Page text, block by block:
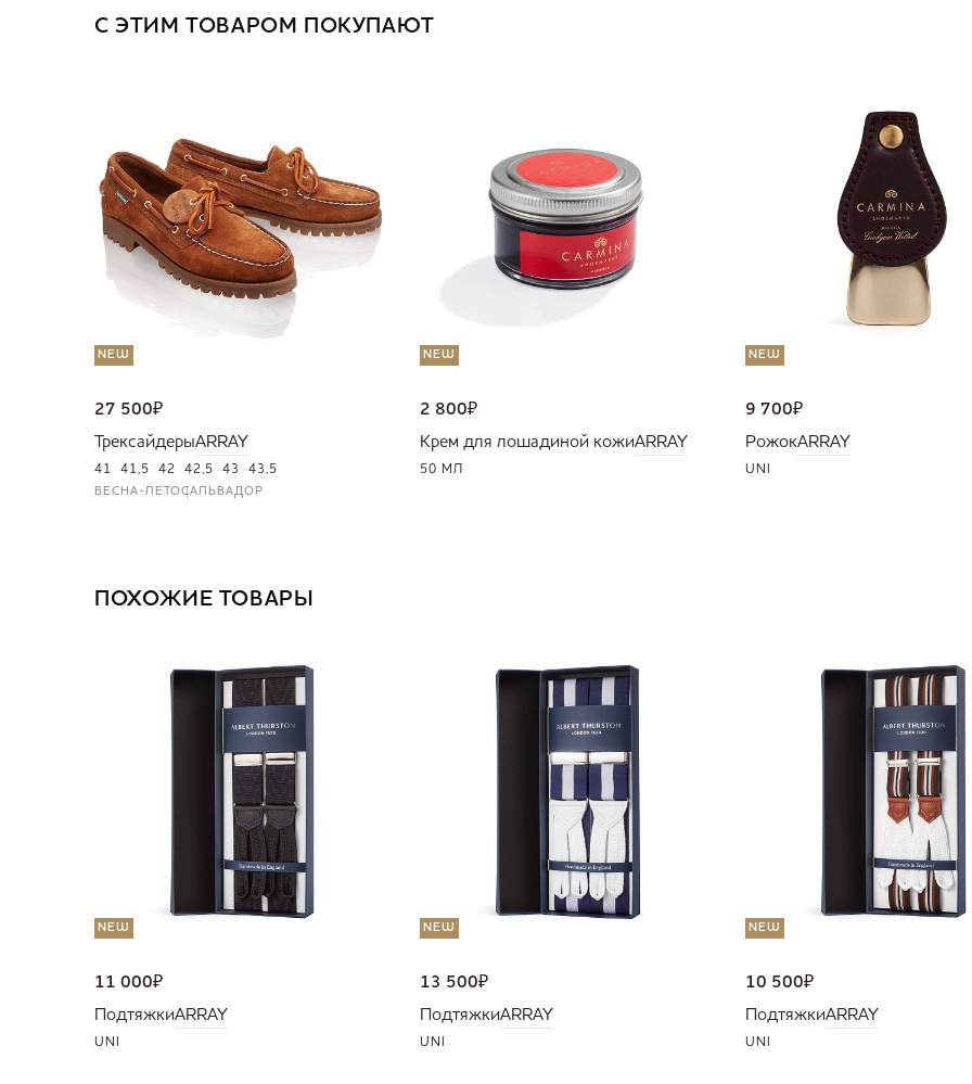
С ЭТИМ ТОВАРОМ ПОКУПАЮТ
NEW
27 500₽
ТрексайдерыARRAY
41 41,5 42 42,5 43 43,5
ВЕСНА-ЛЕТОСАЛЬВАДОР
NEW
2 800₽
Крем для лошадиной кожиARRAY
50 МЛ
NEW
9 700₽
РожокARRAY
UNI
ПОХОЖИЕ ТОВАРЫ
NEW
11 000₽
ПодтяжкиARRAY
UNI
NEW
13 500₽
ПодтяжкиARRAY
UNI
NEW
10 500₽
ПодтяжкиARRAY
UNI